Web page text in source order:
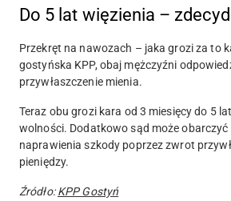
Do 5 lat więzienia –
Przekręt na nawozach – jaka grozi za to
gostyńska KPP, obaj mężczyźni
przywłaszczenie mienia.
Teraz obu grozi kara od 3 miesięcy do 5
wolności. Dodatkowo sąd może
naprawienia szkody poprzez zwrot
pieniędzy.
Źródło:KPP Gostyń